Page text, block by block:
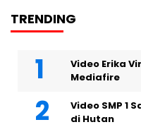
TRENDING
Video Erika
Mediafire
Video SMP 1
di Hutan